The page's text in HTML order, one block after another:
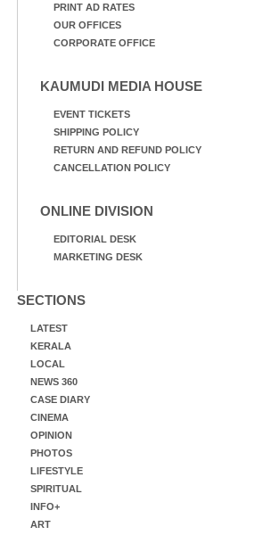
PRINT AD RATES
OUR OFFICES
CORPORATE OFFICE
KAUMUDI MEDIA HOUSE
EVENT TICKETS
SHIPPING POLICY
RETURN AND REFUND POLICY
CANCELLATION POLICY
ONLINE DIVISION
EDITORIAL DESK
MARKETING DESK
SECTIONS
LATEST
KERALA
LOCAL
NEWS 360
CASE DIARY
CINEMA
OPINION
PHOTOS
LIFESTYLE
SPIRITUAL
INFO+
ART